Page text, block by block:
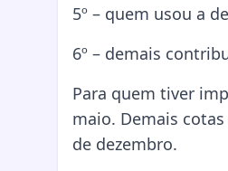
5º – quem usou a
6º – demais
Para quem tiver
maio. Demais
de dezembro.